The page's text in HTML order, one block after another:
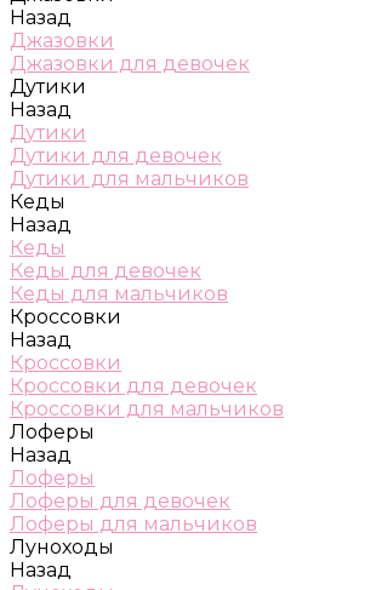
Назад
Джазовки
Джазовки для девочек
Дутики
Назад
Дутики
Дутики для девочек
Дутики для мальчиков
Кеды
Назад
Кеды
Кеды для девочек
Кеды для мальчиков
Кроссовки
Назад
Кроссовки
Кроссовки для девочек
Кроссовки для мальчиков
Лоферы
Назад
Лоферы
Лоферы для девочек
Лоферы для мальчиков
Луноходы
Назад